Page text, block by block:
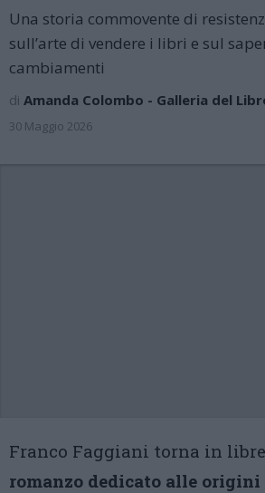
Una storia commovente di
sull’arte di vendere i libri e sul
cambiamenti
di Amanda Colombo - Galleria del
30 Maggio 2026
Franco Faggiani torna in
romanzo dedicato alle origini